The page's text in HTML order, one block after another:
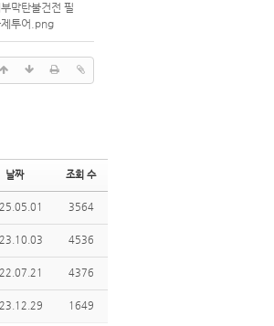
막탄불건전 필
제투어.png
날짜 조회 수
3564
4536
4376
1649